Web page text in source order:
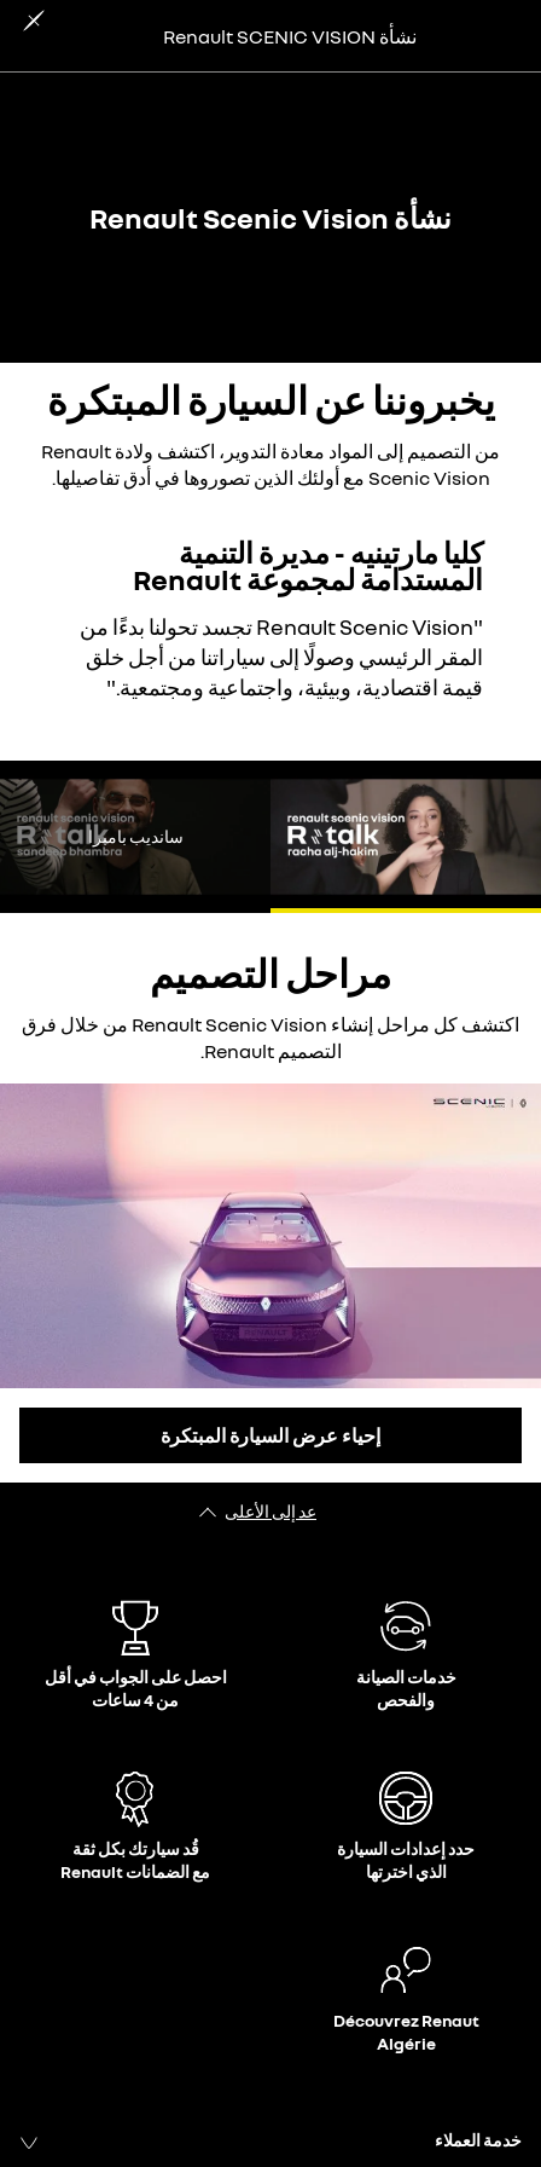
نشأة Renault SCENIC VISION
نشأة Renault Scenic Vision
يخبروننا عن السيارة المبتكرة
من التصميم إلى المواد معادة التدوير، اكتشف ولادة Renault
Scenic Vision مع أولئك الذين تصوروها في أدق تفاصيلها.
Youtube ليس مفعل. يرجى تفعيل ملفات تعريف الارتباط لمشاهدة
المحتوى.
رفض الكل
قبول الكل
كليا مارتينيه - مديرة التنمية
المستدامة لمجموعة Renault
"Renault Scenic Vision تجسد تحولنا بدءًا من
المقر الرئيسي وصولًا إلى سياراتنا من أجل خلق
قيمة اقتصادية، وبيئية، واجتماعية ومجتمعية."
Youtube ليس مفعل. يرجى تفعيل ملفات تعريف الارتباط لمشاهدة
المحتوى.
رفض الكل
قبول الكل
سانديب بامبرا
مراحل التصميم
اكتشف كل مراحل إنشاء Renault Scenic Vision من خلال فرق
التصميم Renault.
إحياء عرض السيارة المبتكرة
عد إلى الأعلى
خدمات الصيانة
والفحص
احصل على الجواب في أقل
من 4 ساعات
حدد إعدادات السيارة
الذي اخترتها
قُد سيارتك بكل ثقة
مع الضمانات Renault
Découvrez Renaut
Algérie
خدمة العملاء